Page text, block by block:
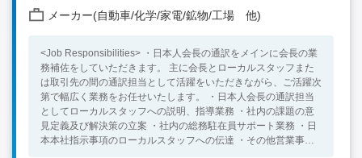
な関係性を築けるコミュニケーション能力の高い方 【歓迎要
・食品業界での経験 ・責任ある役割で新規事業立ち上げに携わ
った経験のある方
メーカー(自動車/化学/家電/鉱物/工場 他)
<Job Responsibilities> ・日本人会長の通訳をメインに会長の業
務補佐をしていただきます。 主に会長とローカルスタッフまた
は取引先の間の通訳担当として活躍をいただきながら、ご活躍次
第で幅広く業務をお任せいたします。 ・日本人会長の通訳担当
としてローカルスタッフへの説明、指導業務 ・社内の課題の意
見定義及び解決策の立案 ・社内の総務駐在員サポート業務 ・日
本本社指示事項のローカルスタッフへの伝達 ・その他営業事務